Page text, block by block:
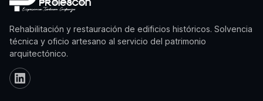
Rehabilitación y restauración de edificios históricos. Solvencia
técnica y oficio artesano al servicio del patrimonio
arquitectónico.